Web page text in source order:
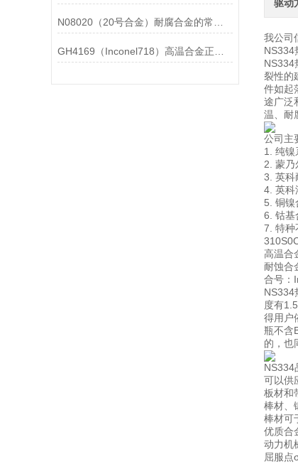
驱动
我公司
NS334
裂性的
件如起
途广泛
温、耐
公司主
1. 纯镍
2. 蒙
3. 英
4. 英
5. 铜镍
6. 钴
7. 特种
高温合
耐蚀合
合号：
度有
得用户
瓶不含
的，也
NS334
可以供
板材和
棒材、
棒材可
优质合
动力机
屈服点